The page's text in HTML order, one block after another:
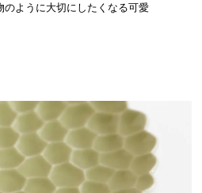
のように大切にしたくなる可愛